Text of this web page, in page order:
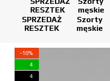
SPRZEDAŻ
RESZTEK
Szorty
męskie
−10%
4
4